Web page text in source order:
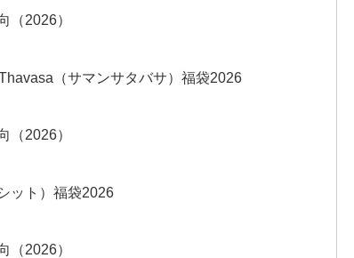
（2026）
（サマンサタバサ）福袋2026
（2026）
ット）福袋2026
（2026）